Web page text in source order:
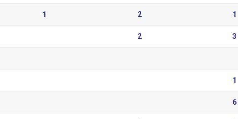
1 2 1
2 3
1
6